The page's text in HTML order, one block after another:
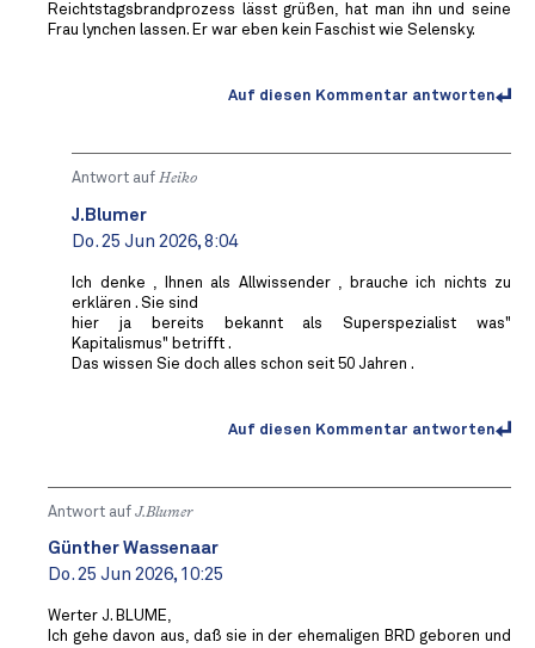
Reichtstagsbrandprozess lässt grüßen, hat man ihn und seine
Frau lynchen lassen. Er war eben kein Faschist wie Selensky.
Auf diesen Kommentar antworten
Antwort auf Heiko
J.Blumer
Do. 25 Jun 2026, 8:04
Ich denke , Ihnen als Allwissender , brauche ich nichts zu
erklären . Sie sind
hier ja bereits bekannt als Superspezialist was"
Kapitalismus" betrifft .
Das wissen Sie doch alles schon seit 50 Jahren .
Auf diesen Kommentar antworten
Antwort auf J.Blumer
Günther Wassenaar
Do. 25 Jun 2026, 10:25
Werter J. BLUME,
Ich gehe davon aus, daß sie in der ehemaligen BRD geboren und